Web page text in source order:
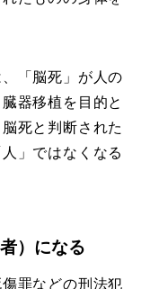
「脳死」が人の
器移植を目的と
死と判断された
」ではなくなる
）になる
罪などの刑法犯